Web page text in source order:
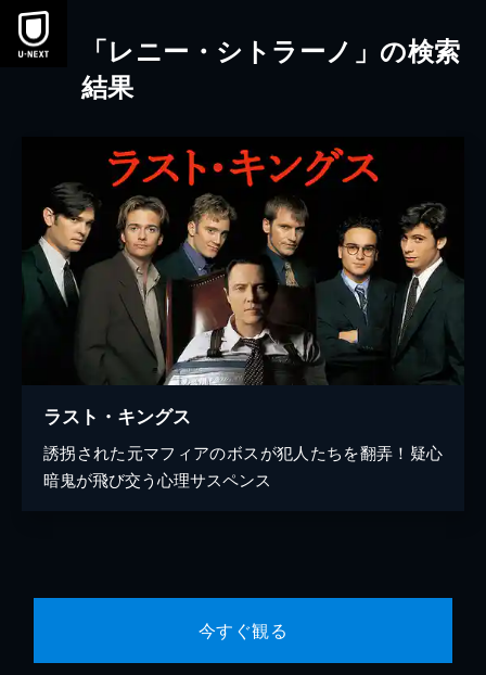
本文へスキップ
「レニー・シトラーノ」の検索
結果
ラスト・キングス
誘拐された元マフィアのボスが犯人たちを翻弄！疑心
暗鬼が飛び交う心理サスペンス
今すぐ観る